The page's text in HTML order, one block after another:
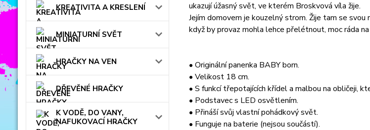
KREATIVITA A KRESLENÍ
MINIATURNÍ SVĚT
HRAČKY NA VEN
DŘEVĚNÉ HRAČKY
K VODĚ, DO VANY,
NAFUKOVACÍ HRAČKY
ukazují úžasný svět, ve kterém Broskvová víla žije.
Jejím domovem je kouzelný strom. Žije tam se
když by provaz mohla lehce přelétnout, moc ráda
• Originální panenka BABY born.
• Velikost 18 cm.
• S funkcí třepotajících křídel a malbou na obličeji,
• Podstavec s LED osvětlením.
• Přináší svůj vlastní pohádkový svět.
• Funguje na baterie (nejsou součástí).